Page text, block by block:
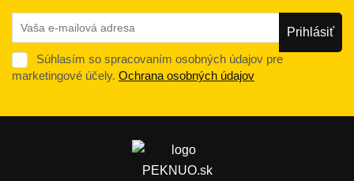
Súhlasím so spracovaním osobných údajov pre
marketingové účely. Ochrana osobných údajov